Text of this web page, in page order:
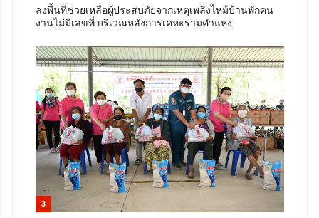
ลงพื้นที่ช่วยเหลือผู้ประสบภัยจากเหตุเพลิงไหม้บ้านพักคน
งานไม่มีเลขที่ บริเวณหลังการเคหะรามคำแหง
3